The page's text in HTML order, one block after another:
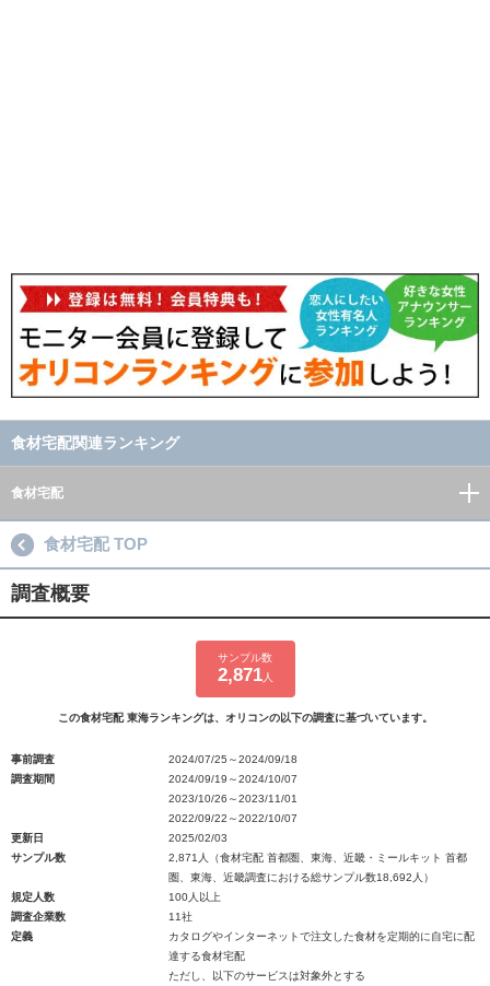
食材宅配関連ランキング
食材宅配
食材宅配 TOP
調査概要
サンプル数
2,871人
この食材宅配 東海ランキングは、オリコンの以下の調査に基づいています。
事前調査
2024/07/25～2024/09/18
調査期間
2024/09/19～2024/10/07
2023/10/26～2023/11/01
2022/09/22～2022/10/07
更新日
2025/02/03
サンプル数
2,871人（食材宅配 首都圏、東海、近畿・ミールキット 首都
圏、東海、近畿調査における総サンプル数18,692人）
規定人数
100人以上
調査企業数
11社
定義
カタログやインターネットで注文した食材を定期的に自宅に配
達する食材宅配
ただし、以下のサービスは対象外とする